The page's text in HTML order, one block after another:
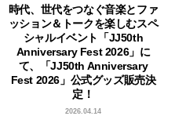
時代、世代をつなぐ音楽とファ
ッション＆トークを楽しむスペ
シャルイベント「JJ50th
Anniversary Fest 2026」に
て、「JJ50th Anniversary
Fest 2026」公式グッズ販売決
定！
2026.04.14